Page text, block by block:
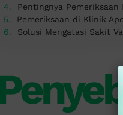
Pentingnya Pemeriksaan
Pemeriksaan di Klinik
Solusi Mengatasi Sakit